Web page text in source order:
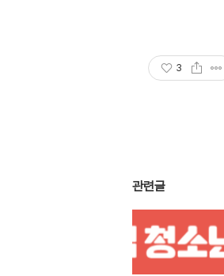
3
관련글